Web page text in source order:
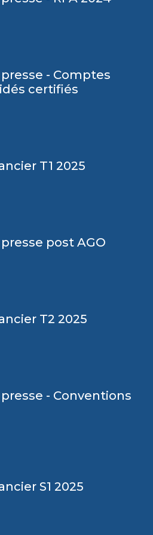
- Comptes
certifiés
T1 2025
post AGO
T2 2025
- Conventions
S1 2025